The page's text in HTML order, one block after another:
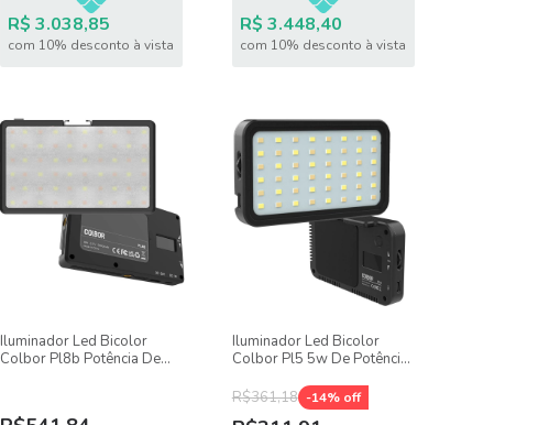
R$ 3.038,85
com 10% desconto à vista
R$ 3.448,40
com 10% desconto à vista
Iluminador Led Bicolor
Colbor Pl8b Potência De
Iluminador Led Bicolor
Colbor Pl5 5w De Potência,
Recarregável
R$361,18 -14% off